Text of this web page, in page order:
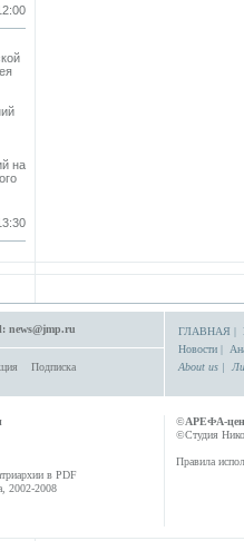
на
news@jmp.ru
Подписка
ГЛАВНАЯ |
Новости |
About us |
в PDF
2002-2008
©АРЕФА-
©Студия
Правила